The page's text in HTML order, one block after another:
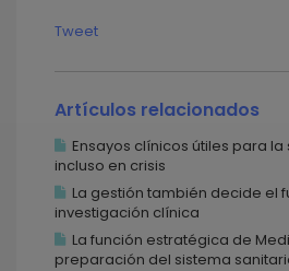
Tweet
Artículos relacionados
Ensayos clínicos útiles para
incluso en crisis
La gestión también decide el
investigación clínica
La función estratégica de
preparación del sistema